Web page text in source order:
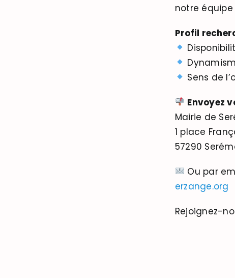
notre équipe
Profil
Sens de
Envoyez
Mairie de
1 place
57290
Ou par
erzange.org
Rejoignez-